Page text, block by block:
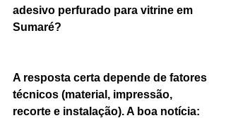
adesivo perfurado para vitrine em
Sumaré?
A resposta certa depende de fatores
técnicos (material, impressão,
recorte e instalação). A boa notícia: